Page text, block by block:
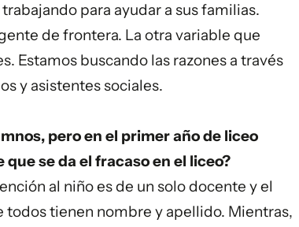
para ayudar a sus familias.
de frontera. La otra variable que
Estamos buscando las razones a través
y asistentes sociales.
pero en el primer año de liceo
se da el fracaso en el liceo?
al niño es de un solo docente y el
todos tienen nombre y apellido. Mientras,